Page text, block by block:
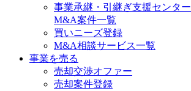
事業承継・引継ぎ支援センター
M&A案件一覧
買いニーズ登録
M&A相談サービス一覧
事業を売る
売却交渉オファー
売却案件登録